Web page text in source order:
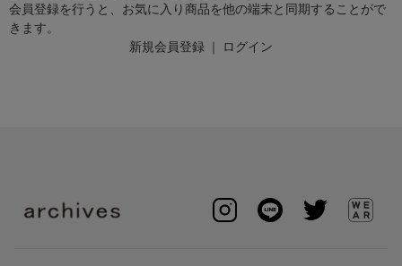
会員登録を行うと、お気に入り商品を他の端末と同期することがで
きます。
新規会員登録 ｜ ログイン